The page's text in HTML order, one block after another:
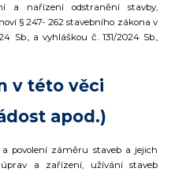
a nařízení odstranění stavby,
§ 247- 262 stavebního zákona v
Sb., a vyhláškou č. 131/2024 Sb.,
v této věci
apod.)
povolení záměru staveb a jejich
a zařízení, užívání staveb